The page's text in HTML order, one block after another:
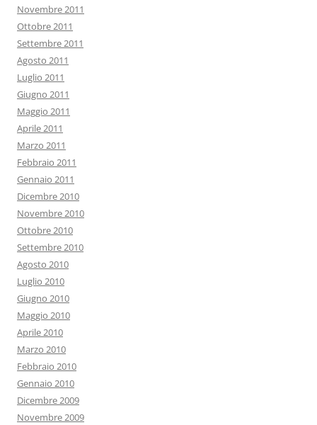
Novembre 2011
Ottobre 2011
Settembre 2011
Agosto 2011
Luglio 2011
Giugno 2011
Maggio 2011
Aprile 2011
Marzo 2011
Febbraio 2011
Gennaio 2011
Dicembre 2010
Novembre 2010
Ottobre 2010
Settembre 2010
Agosto 2010
Luglio 2010
Giugno 2010
Maggio 2010
Aprile 2010
Marzo 2010
Febbraio 2010
Gennaio 2010
Dicembre 2009
Novembre 2009